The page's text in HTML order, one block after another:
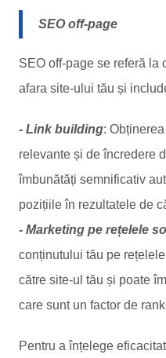
SEO off-page
SEO off-page se referă la
afara site-ului tău și
- Link building:
relevante și de încredere
îmbunătăți semnificativ
pozițiile în rezultatele de
- Marketing pe rețelele
conținutului tău pe
către site-ul tău și poate
care sunt un factor de
Pentru a înțelege